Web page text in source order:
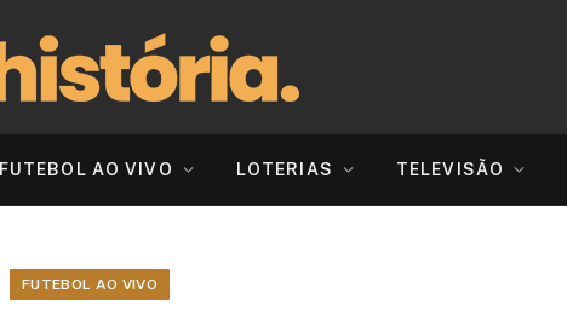
FUTEBOL AO VIVO LOTERIAS TELEVISÃO
FUTEBOL AO VIVO